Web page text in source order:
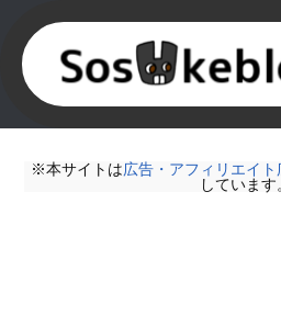
※本サイトは広告・アフィリエイ
しています